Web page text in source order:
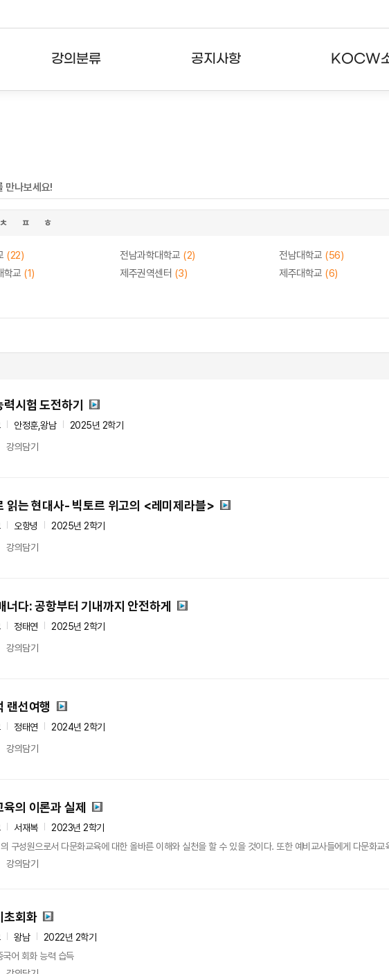
강의분류 공지사항 KOCW
만나보세요!
ㅊ ㅍ ㅎ
(22) 전남과학대학교 (2) 전남대학교 (56)
학교 (1) 제주권역센터 (3) 제주대학교 (6)
시험 도전하기
안정훈,왕남
2025년 2학기
강의담기
읽는 현대사- 빅토르 위고의 <레미제라블>
오항녕
2025년 2학기
강의담기
너다: 공항부터 기내까지 안전하게
정태연
2025년 2학기
강의담기
랜선여행
정태연
2024년 2학기
강의담기
육의 이론과 실제
서재복
2023년 2학기
구성원으로서 다문화교육에 대한 올바른 이해와 실천을 할 수 있을 것이다. 또한 예비교사들에게 다문화
강의담기
초회화
왕남
2022년 2학기
국어 회화 능력 습득